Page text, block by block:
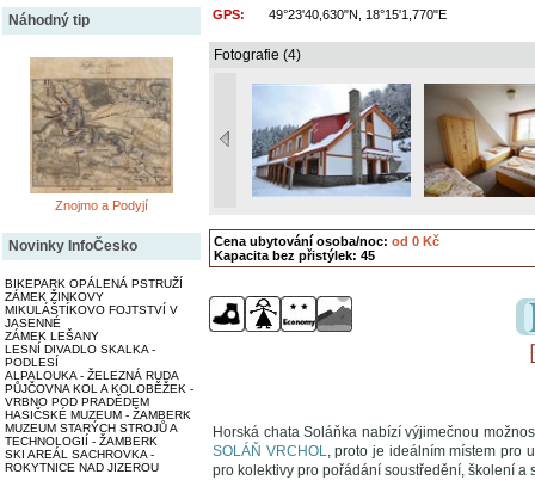
Náhodný tip
Znojmo a Podyjí
Novinky InfoČesko
BIKEPARK OPÁLENÁ PSTRUŽÍ
ZÁMEK ŽINKOVY
MIKULÁŠTÍKOVO FOJTSTVÍ V
JASENNÉ
ZÁMEK LEŠANY
LESNÍ DIVADLO SKALKA -
PODLESÍ
ALPALOUKA - ŽELEZNÁ RUDA
PŮJČOVNA KOL A KOLOBĚŽEK -
VRBNO POD PRADĚDEM
HASIČSKÉ MUZEUM - ŽAMBERK
MUZEUM STARÝCH STROJŮ A
TECHNOLOGIÍ - ŽAMBERK
SKI AREÁL SACHROVKA -
ROKYTNICE NAD JIZEROU
GPS:
49°23'40,630"N, 18°15'1,770"E
Fotografie (4)
Cena ubytování osoba/noc: od 0 Kč
Kapacita bez přistýlek: 45
Horská chata Soláňka nabízí výjimečnou
SOLÁŇ VRCHOL, proto je ideálním místem pro
pro kolektivy pro pořádání soustředění, školení a